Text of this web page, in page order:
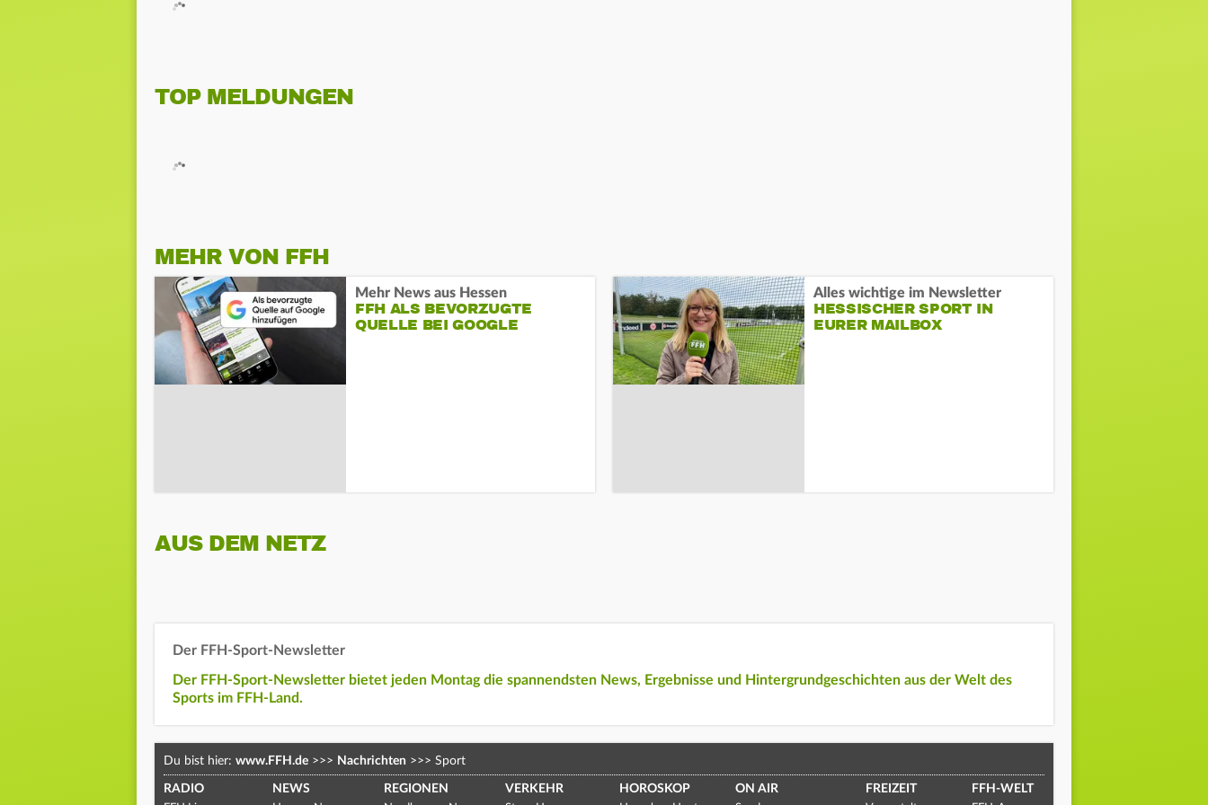
TOP MELDUNGEN
MEHR VON FFH
Mehr News aus Hessen
FFH ALS BEVORZUGTE
QUELLE BEI GOOGLE
Alles wichtige im Newsletter
HESSISCHER SPORT IN
EURER MAILBOX
AUS DEM NETZ
Der FFH-Sport-Newsletter
Der FFH-Sport-Newsletter bietet jeden Montag die spannendsten News, Ergebnisse und Hintergrundgeschichten aus der Welt des
Sports im FFH-Land.
Du bist hier: www.FFH.de >>> Nachrichten >>> Sport
RADIO NEWS REGIONEN VERKEHR HOROSKOP ON AIR FREIZEIT FFH-WELT